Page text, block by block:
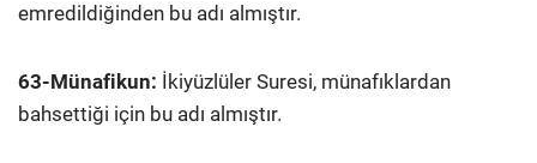
emredildiğinden bu adı almıştır.
63-Münafikun: İkiyüzlüler Suresi, münafıklardan
bahsettiği için bu adı almıştır.